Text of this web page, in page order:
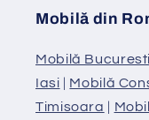
Mobilă din
Mobilă Bucuresti
Iasi | Mobilă
Timisoara |